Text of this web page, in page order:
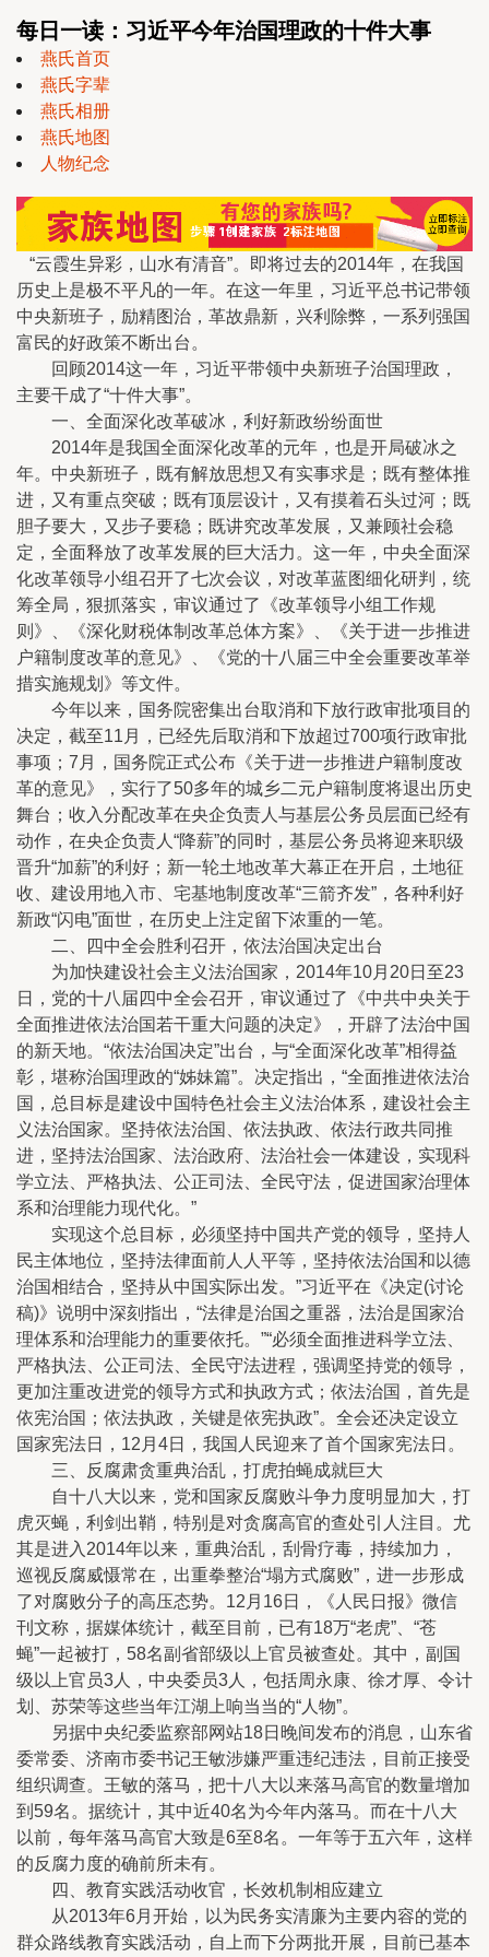
每日一读：习近平今年治国理政的十件大事
燕氏首页
燕氏字辈
燕氏相册
燕氏地图
人物纪念
“云霞生异彩，山水有清音”。即将过去的2014年，在我国
历史上是极不平凡的一年。在这一年里，习近平总书记带领
中央新班子，励精图治，革故鼎新，兴利除弊，一系列强国
富民的好政策不断出台。
回顾2014这一年，习近平带领中央新班子治国理政，
主要干成了“十件大事”。
一、全面深化改革破冰，利好新政纷纷面世
2014年是我国全面深化改革的元年，也是开局破冰之
年。中央新班子，既有解放思想又有实事求是；既有整体推
进，又有重点突破；既有顶层设计，又有摸着石头过河；既
胆子要大，又步子要稳；既讲究改革发展，又兼顾社会稳
定，全面释放了改革发展的巨大活力。这一年，中央全面深
化改革领导小组召开了七次会议，对改革蓝图细化研判，统
筹全局，狠抓落实，审议通过了《改革领导小组工作规
则》、《深化财税体制改革总体方案》、《关于进一步推进
户籍制度改革的意见》、《党的十八届三中全会重要改革举
措实施规划》等文件。
今年以来，国务院密集出台取消和下放行政审批项目的
决定，截至11月，已经先后取消和下放超过700项行政审批
事项；7月，国务院正式公布《关于进一步推进户籍制度改
革的意见》，实行了50多年的城乡二元户籍制度将退出历史
舞台；收入分配改革在央企负责人与基层公务员层面已经有
动作，在央企负责人“降薪”的同时，基层公务员将迎来职级
晋升“加薪”的利好；新一轮土地改革大幕正在开启，土地征
收、建设用地入市、宅基地制度改革“三箭齐发”，各种利好
新政“闪电”面世，在历史上注定留下浓重的一笔。
二、四中全会胜利召开，依法治国决定出台
为加快建设社会主义法治国家，2014年10月20日至23
日，党的十八届四中全会召开，审议通过了《中共中央关于
全面推进依法治国若干重大问题的决定》，开辟了法治中国
的新天地。“依法治国决定”出台，与“全面深化改革”相得益
彰，堪称治国理政的“姊妹篇”。决定指出，“全面推进依法治
国，总目标是建设中国特色社会主义法治体系，建设社会主
义法治国家。坚持依法治国、依法执政、依法行政共同推
进，坚持法治国家、法治政府、法治社会一体建设，实现科
学立法、严格执法、公正司法、全民守法，促进国家治理体
系和治理能力现代化。”
实现这个总目标，必须坚持中国共产党的领导，坚持人
民主体地位，坚持法律面前人人平等，坚持依法治国和以德
治国相结合，坚持从中国实际出发。”习近平在《决定(讨论
稿)》说明中深刻指出，“法律是治国之重器，法治是国家治
理体系和治理能力的重要依托。”“必须全面推进科学立法、
严格执法、公正司法、全民守法进程，强调坚持党的领导，
更加注重改进党的领导方式和执政方式；依法治国，首先是
依宪治国；依法执政，关键是依宪执政”。全会还决定设立
国家宪法日，12月4日，我国人民迎来了首个国家宪法日。
三、反腐肃贪重典治乱，打虎拍蝇成就巨大
自十八大以来，党和国家反腐败斗争力度明显加大，打
虎灭蝇，利剑出鞘，特别是对贪腐高官的查处引人注目。尤
其是进入2014年以来，重典治乱，刮骨疗毒，持续加力，
巡视反腐威慑常在，出重拳整治“塌方式腐败”，进一步形成
了对腐败分子的高压态势。12月16日，《人民日报》微信
刊文称，据媒体统计，截至目前，已有18万“老虎”、“苍
蝇”一起被打，58名副省部级以上官员被查处。其中，副国
级以上官员3人，中央委员3人，包括周永康、徐才厚、令计
划、苏荣等这些当年江湖上响当当的“人物”。
另据中央纪委监察部网站18日晚间发布的消息，山东省
委常委、济南市委书记王敏涉嫌严重违纪违法，目前正接受
组织调查。王敏的落马，把十八大以来落马高官的数量增加
到59名。据统计，其中近40名为今年内落马。而在十八大
以前，每年落马高官大致是6至8名。一年等于五六年，这样
的反腐力度的确前所未有。
四、教育实践活动收官，长效机制相应建立
从2013年6月开始，以为民务实清廉为主要内容的党的
群众路线教育实践活动，自上而下分两批开展，目前已基本